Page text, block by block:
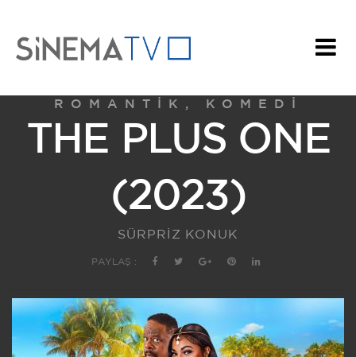
ROMANTIK, KOMEDI
THE PLUS ONE
(2023)
SÜRPRİZ KONUK
PAYLAŞ :